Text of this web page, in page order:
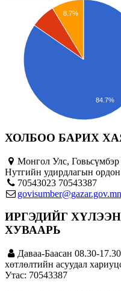
8.7%
84.7%
ХОЛБОО БАРИХ
Монгол Улс,
Нутгийн удирдлагын ордон
70543023 70543387
govisumber@gazar.gov.mn
ИРГЭДИЙГ
ХУВААРЬ
Даваа-Баасан 08.30-
хөтлөлтийн асуудал
Утас: 70543387